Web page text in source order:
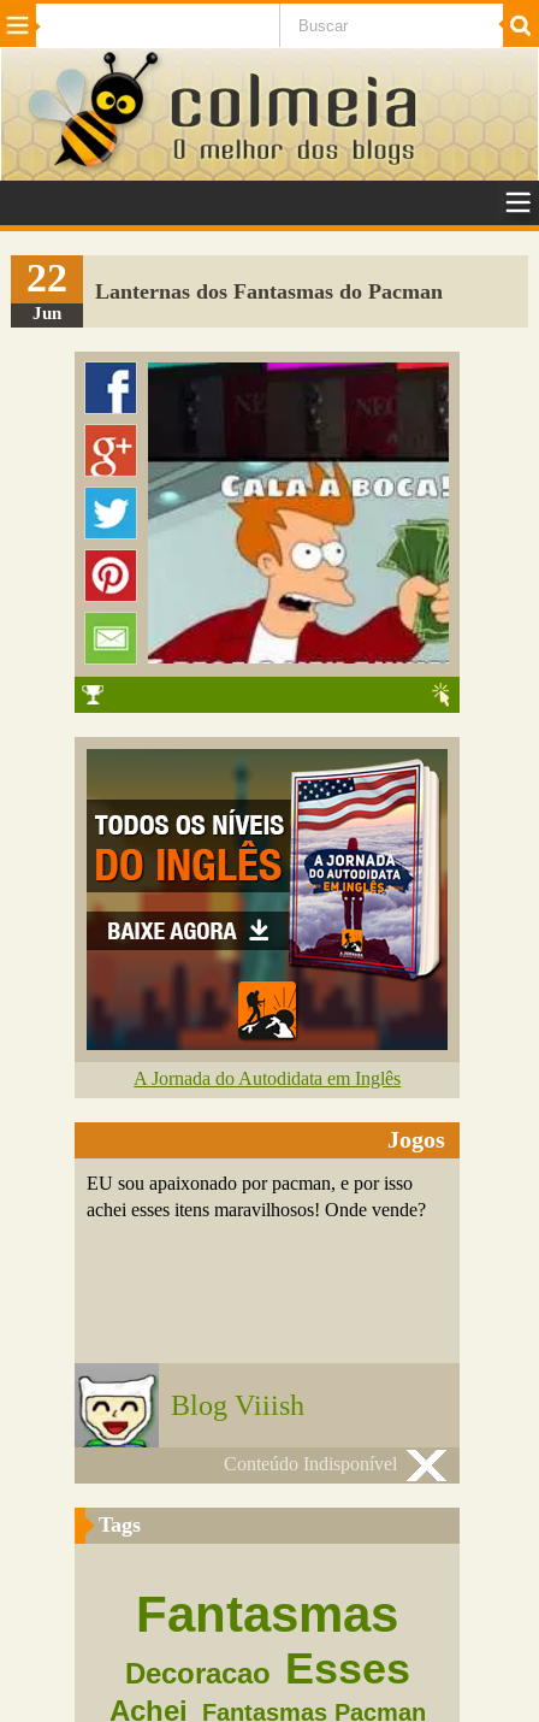
Beleza Cinema e TV
Internet Jogos NotÃ­cias SaÃºde
VeÃ­culos Adulto
Sugerir Link
Adicionar Blog
Colmeia Exchange
22
Jun
Lanternas dos Fantasmas do Pacman
A Jornada do Autodidata em Inglês
Jogos
EU sou apaixonado por pacman, e por isso
achei esses itens maravilhosos! Onde vende?
Blog Viiish
Conteúdo Indisponível
Tags
Fantasmas
Decoracao Esses
Achei
Fantasmas Pacman